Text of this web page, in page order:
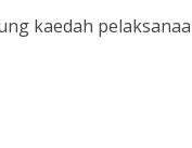
kaedah